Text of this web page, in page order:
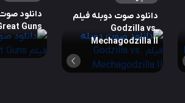
دانلود صوت دوبله فیلم
Godzilla vs.
Mechagodzilla II
دانلود
Guns